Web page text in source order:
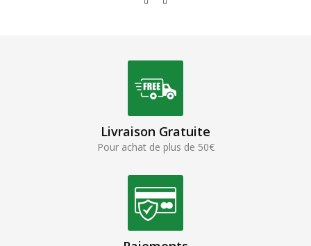
Livraison Gratuite
Pour achat de plus de 50€